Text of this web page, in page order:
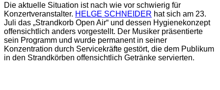
Die aktuelle Situation ist nach wie vor schwierig für
Konzertveranstalter. HELGE SCHNEIDER hat sich am 23.
Juli das „Strandkorb Open Air“ und dessen Hygienekonzept
offensichtlich anders vorgestellt. Der Musiker präsentierte
sein Programm und wurde permanent in seiner
Konzentration durch Servicekräfte gestört, die dem Publikum
in den Strandkörben offensichtlich Getränke servierten.